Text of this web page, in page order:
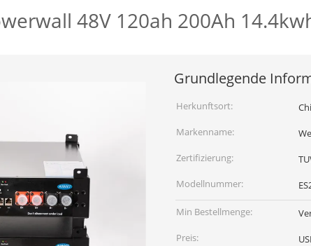
48V 120ah 200Ah
Grundlegende
Herkunftsort:
Markenname:
Zertifizierung:
Modellnummer:
Min Bestellmenge:
Preis: